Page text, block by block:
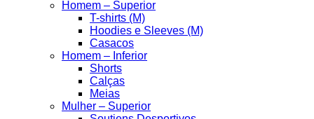
Homem – Superior
T-shirts (M)
Hoodies e Sleeves (M)
Casacos
Homem – Inferior
Shorts
Calças
Meias
Mulher – Superior